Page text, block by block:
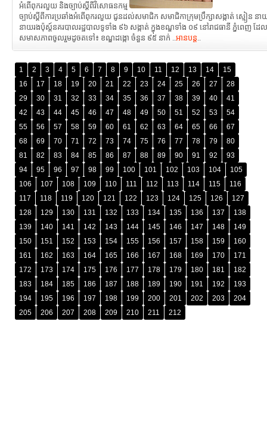
អំពើពុករលួយ និងច្បាប់ស្តីពីវិសោធនកម្ម
ច្បាប់ស្តីពីការប្រឆាំងអំពើពុករលួយ ជូនដល់សមាជិក សមាជិកាក្រុមប្រឹក្សាសង្កាត់ ស្មៀន ន
នាយរងប៉ុស្ត៍នគរបាលរដ្ឋបាលទូទាំង ៩៦ សង្កាត់ ក្នុងខណ្ឌទាំង ០៩ នៅរាជធានី ភ្នំពេញ ដែ
សមាសភាពចូលរួមដូចតទៅ៖ ខណ្ឌដង្កោ ចំនួន ៩៥ នាក់ ..អានបន្ត..
1 2 3 4 5 6 7 8 9 10 11 12 13 14
15
16
17 18 19 20 21 22 23 24 25 26 27
28
29
30 31 32 33 34 35 36 37 38 39 40
41
42
43 44 45 46 47 48 49 50 51 52 53
54
55
56 57 58 59 60 61 62 63 64 65 66
67
68
69 70 71 72 73 74 75 76 77 78 79
80
81
82 83 84 85 86 87 88 89 90 91 92
93
94
95 96 97 98 99 100 101 102 103 104
105
106
107 108 109 110 111 112 113 114 115
116
117
118 119 120 121 122 123 124 125 126
127
128
129 130 131 132 133 134 135 136 137
138
139
140 141 142 143 144 145 146 147 148
149
150
151 152 153 154 155 156 157 158 159
160
161
162 163 164 165 166 167 168 169 170
171
172
173 174 175 176 177 178 179 180 181
182
183
184 185 186 187 188 189 190 191 192
193
194
195 196 197 198 199 200 201 202 203
204
205
206 207 208 209 210 211 212